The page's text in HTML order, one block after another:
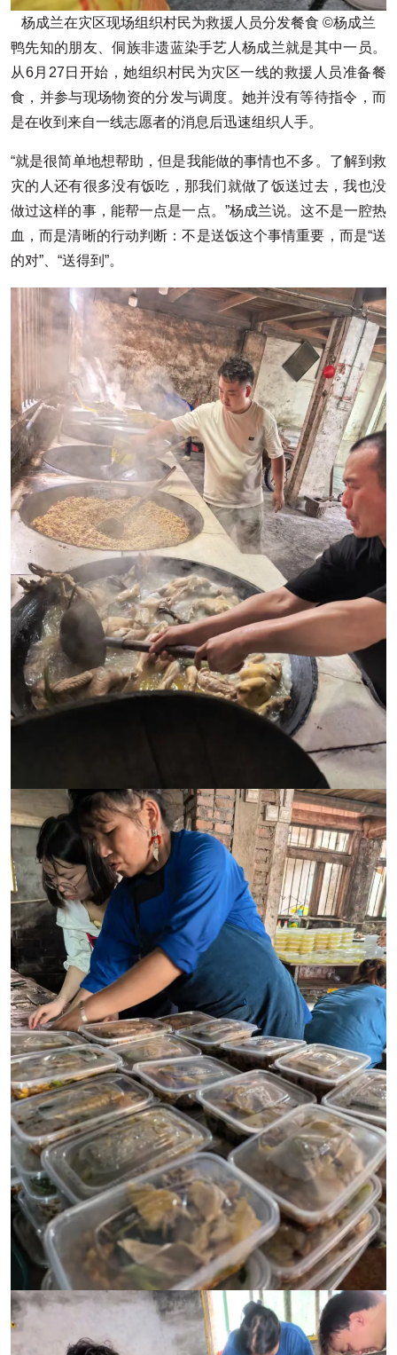
杨成兰在灾区现场组织村民为救援人员分发餐食 ©杨成兰
鸭先知的朋友、侗族非遗蓝染手艺人杨成兰就是其中一员。
从6月27日开始，她组织村民为灾区一线的救援人员准备餐
食，并参与现场物资的分发与调度。她并没有等待指令，而
是在收到来自一线志愿者的消息后迅速组织人手。
“就是很简单地想帮助，但是我能做的事情也不多。了解到救
灾的人还有很多没有饭吃，那我们就做了饭送过去，我也没
做过这样的事，能帮一点是一点。”杨成兰说。这不是一腔热
血，而是清晰的行动判断：不是送饭这个事情重要，而是“送
的对”、“送得到”。